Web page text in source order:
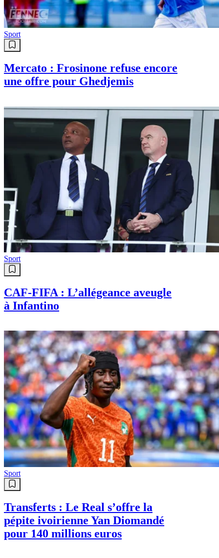
Sport
Mercato : Frosinone refuse encore
une offre pour Ghedjemis
Sport
CAF-FIFA : L’allégeance aveugle
à Infantino
Sport
Transferts : Le Real s’offre la
pépite ivoirienne Yan Diomandé
pour 140 millions euros